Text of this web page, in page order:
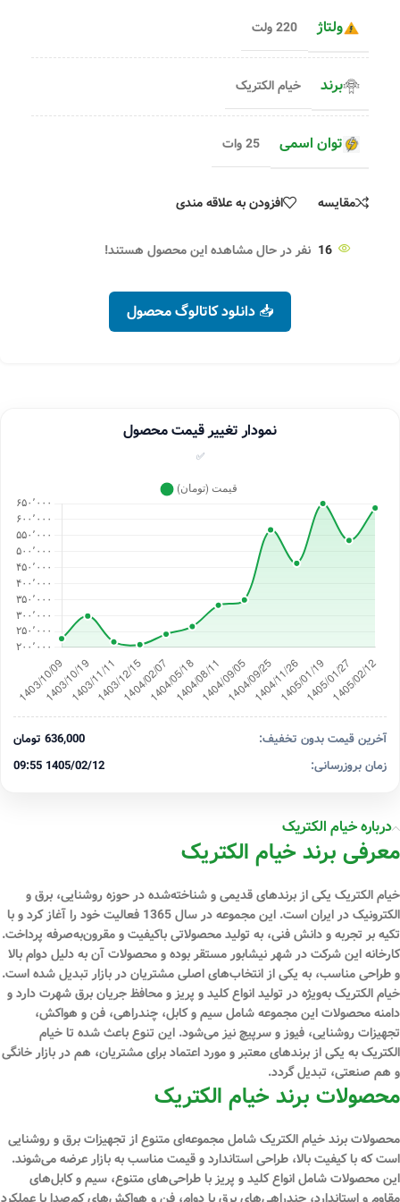
ولتاژ 220 ولت
برند خیام الکتریک
توان اسمی 25 وات
مقایسه افزودن به علاقه مندی
16 نفر در حال مشاهده این محصول هستند!
📥 دانلود کاتالوگ محصول
نمودار تغییر قیمت محصول
✅
آخرین قیمت بدون تخفیف:
636,000 تومان
زمان بروزرسانی:
1405/02/12 09:55
درباره خیام الکتریک
معرفی برند خیام الکتریک
خیام الکتریک یکی از برندهای قدیمی و شناخته‌شده در حوزه روشنایی، برق و
الکترونیک در ایران است. این مجموعه در سال 1365 فعالیت خود را آغاز کرد و با
تکیه بر تجربه و دانش فنی، به تولید محصولاتی باکیفیت و مقرون‌به‌صرفه پرداخت.
کارخانه این شرکت در شهر نیشابور مستقر بوده و محصولات آن به دلیل دوام بالا
و طراحی مناسب، به یکی از انتخاب‌های اصلی مشتریان در بازار تبدیل شده است.
خیام الکتریک به‌ویژه در تولید انواع کلید و پریز و محافظ جریان برق شهرت دارد و
دامنه محصولات این مجموعه شامل سیم و کابل، چندراهی، فن و هواکش،
تجهیزات روشنایی، فیوز و سرپیچ نیز می‌شود. این تنوع باعث شده تا خیام
الکتریک به یکی از برندهای معتبر و مورد اعتماد برای مشتریان، هم در بازار خانگی
و هم صنعتی، تبدیل گردد.
محصولات برند خیام الکتریک
محصولات برند خیام الکتریک شامل مجموعه‌ای متنوع از تجهیزات برق و روشنایی
است که با کیفیت بالا، طراحی استاندارد و قیمت مناسب به بازار عرضه می‌شوند.
این محصولات شامل انواع کلید و پریز با طراحی‌های متنوع، سیم و کابل‌های